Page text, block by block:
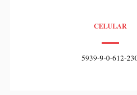
CELULAR
5939-9-0-612-